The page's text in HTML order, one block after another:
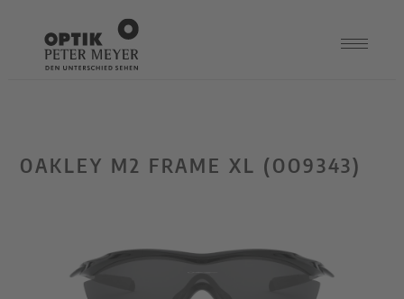
OAKLEY M2 FRAME XL (OO9343)